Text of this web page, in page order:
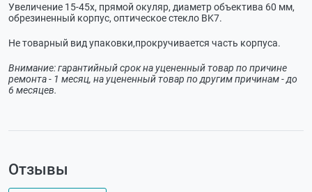
Увеличение 15-45x, прямой окуляр, диаметр объектива 60 мм,
обрезиненный корпус, оптическое стекло BK7.
Не товарный вид упаковки,прокручивается часть корпуса.
Внимание: гарантийный срок на уцененный товар по причине
ремонта - 1 месяц, на уцененный товар по другим причинам - до
6 месяцев.
Отзывы